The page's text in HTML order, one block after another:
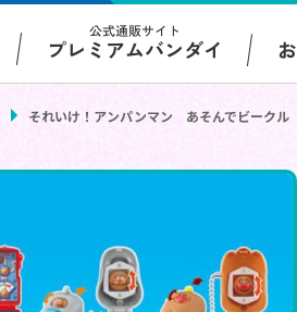
公式通販サイト
プレミアムバンダイ
それいけ！アンパンマン あそんでビークル